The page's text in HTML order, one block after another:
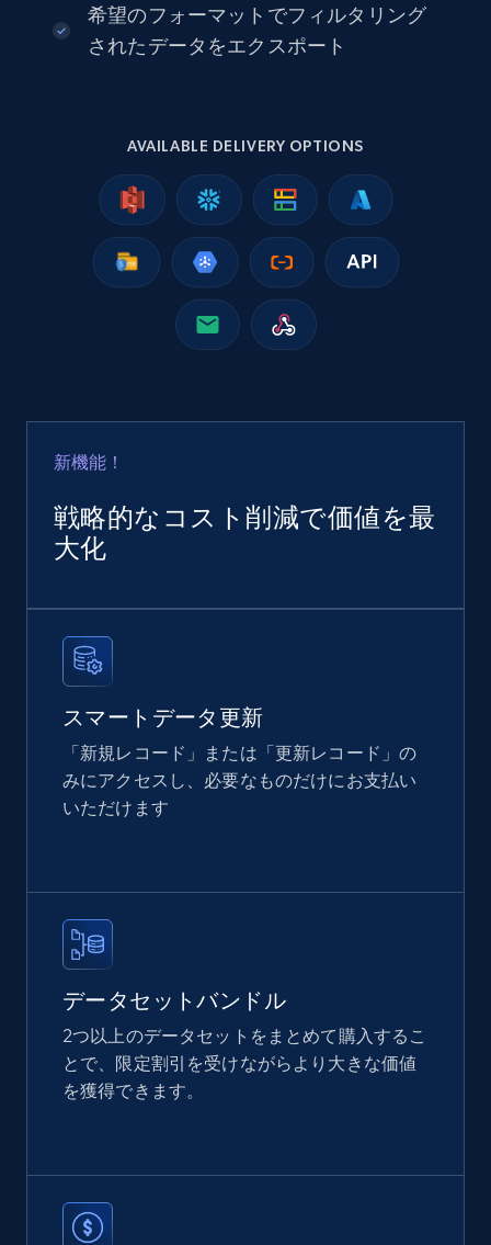
eCommerce
Google Shopping
URL, Product id, Title, Product description,
Rating, Reviews count, Images, Variations, and
Home Depot US
eCommerce
2.1K+ 355+ 今すぐ購入
Title, Seller name, Brand, Description, Initial
price, Currency, Availability, Reviews count, and
more.
eCommerce
2.1K+ 375+ 今すぐ購入
Etsy
URL, Product id, Listing inventory id, Title, Rating,
Reviews count shop, Reviews count item, Initial
希望のフォーマットでフィルタリング
されたデータをエクスポート
AVAILABLE DELIVERY OPTIONS
新機能！
戦略的なコスト削減で価値を最
大化
スマートデータ更新
「新規レコード」または「更新レコード」の
みにアクセスし、必要なものだけにお支払い
いただけます
データセットバンドル
2つ以上のデータセットをまとめて購入するこ
とで、限定割引を受けながらより大きな価値
を獲得できます。